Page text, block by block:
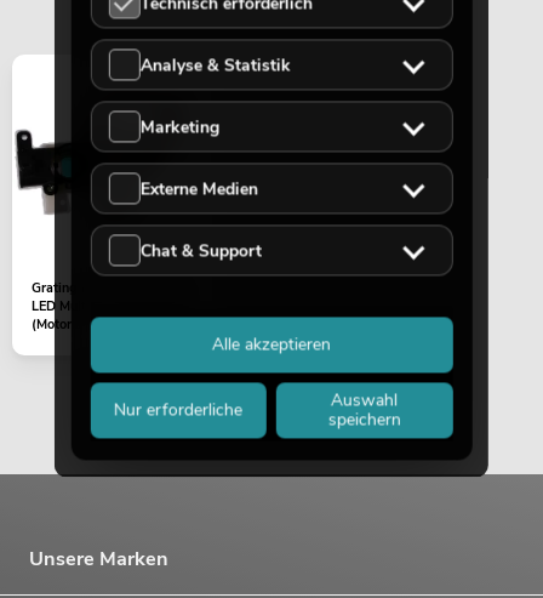
EUROLITE Set LED KLS Laser Bar FX-
Lichtset + M-4 Boxenhochständer
No. 20000451
Bestand reicht ca. 12 Wo.
Grating mit Halter (Laser)
LED Multi FX Laser Bar 5V
(Motor...
Unsere Marken
Analyse & Statistik
Marketing
Externe Medien
Chat & Support
Nur erforderliche
Auswahl
speichern
Alle akzeptieren